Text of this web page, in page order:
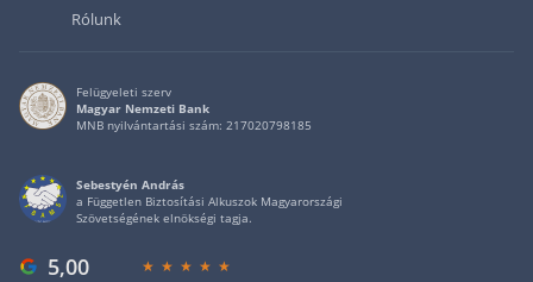
Rólunk
Felügyeleti szerv
Magyar Nemzeti Bank
MNB nyilvántartási szám: 217020798185
Sebestyén András
a Független Biztosítási Alkuszok Magyarországi
Szövetségének elnökségi tagja.
5,00